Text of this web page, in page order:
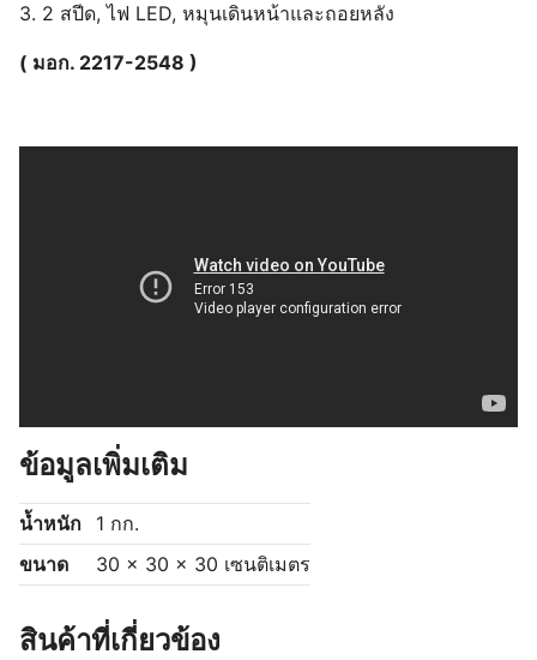
3. 2 สปีด, ไฟ LED, หมุนเดินหน้าและถอยหลัง
( มอก. 2217-2548 )
ข้อมูลเพิ่มเติม
น้ำหนัก
1 กก.
ขนาด
30 × 30 × 30 เซนติเมตร
สินค้าที่เกี่ยวข้อง